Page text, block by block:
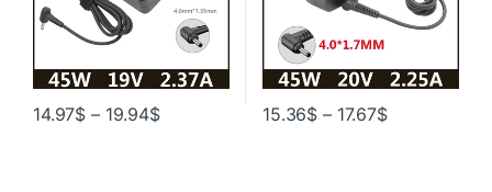
14.97$ – 19.94$ 15.36$ – 17.67$